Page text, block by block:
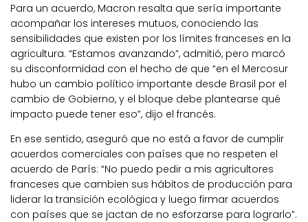
Para un acuerdo, Macron resalta que sería importante
acompañar los intereses mutuos, conociendo las
sensibilidades que existen por los límites franceses en la
agricultura. “Estamos avanzando”, admitió, pero marcó
su disconformidad con el hecho de que “en el Mercosur
hubo un cambio político importante desde Brasil por el
cambio de Gobierno, y el bloque debe plantearse qué
impacto puede tener eso”, dijo el francés.
En ese sentido, aseguró que no está a favor de cumplir
acuerdos comerciales con países que no respeten el
acuerdo de París: “No puedo pedir a mis agricultores
franceses que cambien sus hábitos de producción para
liderar la transición ecológica y luego firmar acuerdos
con países que se jactan de no esforzarse para lograrlo”.